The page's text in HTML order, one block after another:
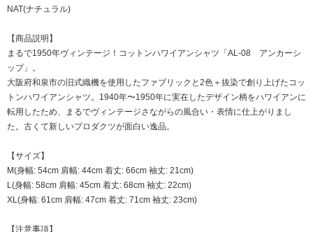
NAT(ナチュラル)
【商品説明】
まるで1950年ヴィンテージ！コットンハワイアンシャツ「AL-08 アンカーシ
ップ」。
大阪府和泉市の旧式織機を使用したファブリックと2色＋抜染で創り上げたコッ
トンハワイアンシャツ。1940年〜1950年に実在したデザイン柄をハワイアンに
転用したため、まるでヴィンテージさながらの風合い・表情に仕上がりまし
た。古くて新しいプロダクツが面白い逸品。
【サイズ】
M(身幅: 54cm 肩幅: 44cm 着丈: 66cm 袖丈: 21cm)
L(身幅: 58cm 肩幅: 45cm 着丈: 68cm 袖丈: 22cm)
XL(身幅: 61cm 肩幅: 47cm 着丈: 71cm 袖丈: 23cm)
【注意事項】